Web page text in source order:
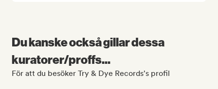
Du kanske också gillar dessa
kuratorer/proffs...
För att du besöker Try & Dye Records's profil